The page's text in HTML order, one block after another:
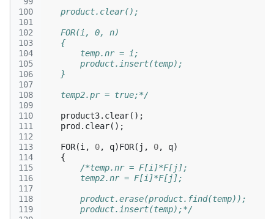
100
101
102
103
104
105
106
107
108
109
110
111
112
113
114
115
116
117
118
119
    product.clear();
    FOR(i, 0, n)
    {
        temp.nr = i;
        product.insert(temp);
    }
    temp2.pr = true;*/
product3. clear();
prod . clear();
FOR(i , 0, q)FOR( j , 0, q)
{
/*temp.nr = F[i]*F[j];
        temp2.nr = F[i]*F[j];
        product.erase(product.find(temp));
        product.insert(temp);*/